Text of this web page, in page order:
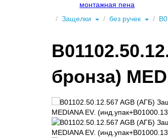
монтажная пена
Защелки без ручек
бронза)